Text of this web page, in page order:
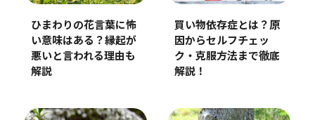
ひまわりの花言葉に怖
い意味はある？縁起が
悪いと言われる理由も
解説
買い物依存症とは？原
因からセルフチェッ
ク・克服方法まで徹底
解説！